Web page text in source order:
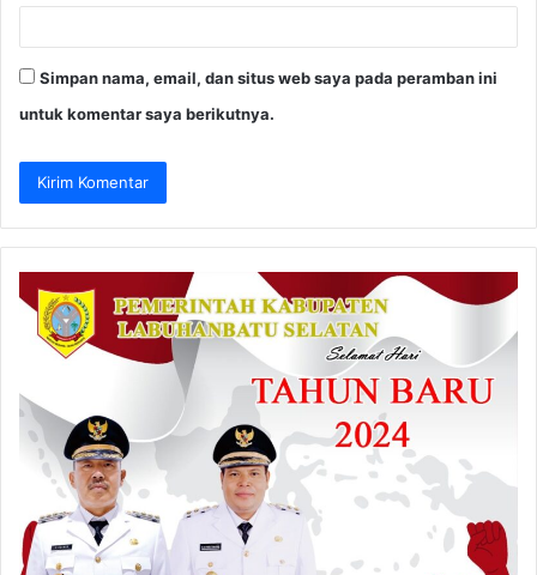
Simpan nama, email, dan situs web saya pada peramban ini
untuk komentar saya berikutnya.